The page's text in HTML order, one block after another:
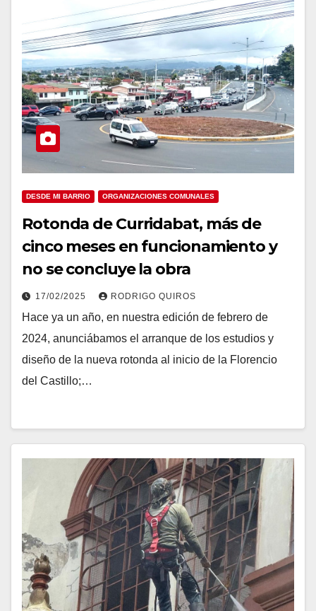
DESDE MI BARRIO ORGANIZACIONES COMUNALES
Rotonda de Curridabat, más de
cinco meses en funcionamiento y
no se concluye la obra
17/02/2025 RODRIGO QUIROS
Hace ya un año, en nuestra edición de febrero de
2024, anunciábamos el arranque de los estudios y
diseño de la nueva rotonda al inicio de la Florencio
del Castillo;…